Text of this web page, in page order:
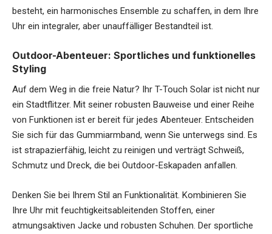
besteht, ein harmonisches Ensemble zu schaffen, in dem Ihre
Uhr ein integraler, aber unauffälliger Bestandteil ist.
Outdoor-Abenteuer: Sportliches und funktionelles
Styling
Auf dem Weg in die freie Natur? Ihr T-Touch Solar ist nicht nur
ein Stadtflitzer. Mit seiner robusten Bauweise und einer Reihe
von Funktionen ist er bereit für jedes Abenteuer. Entscheiden
Sie sich für das Gummiarmband, wenn Sie unterwegs sind. Es
ist strapazierfähig, leicht zu reinigen und verträgt Schweiß,
Schmutz und Dreck, die bei Outdoor-Eskapaden anfallen.
Denken Sie bei Ihrem Stil an Funktionalität. Kombinieren Sie
Ihre Uhr mit feuchtigkeitsableitenden Stoffen, einer
atmungsaktiven Jacke und robusten Schuhen. Der sportliche